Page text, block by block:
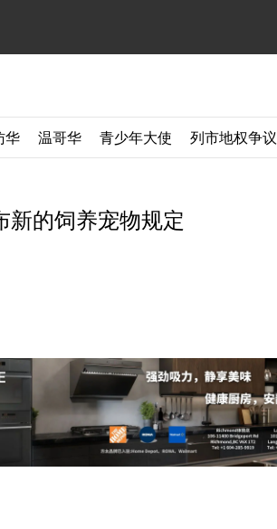
华 温哥华 青少年大使 列市地权争议
新的饲养宠物规定